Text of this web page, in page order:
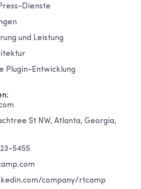
Dienste
und Leistung
Plugin-Entwicklung
St NW, Atlanta, Georgia,
5455
company/rtcamp